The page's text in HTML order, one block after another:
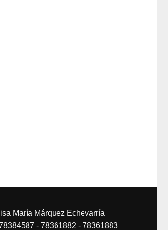
María Márquez Echevarría
- 78361882 - 78361883